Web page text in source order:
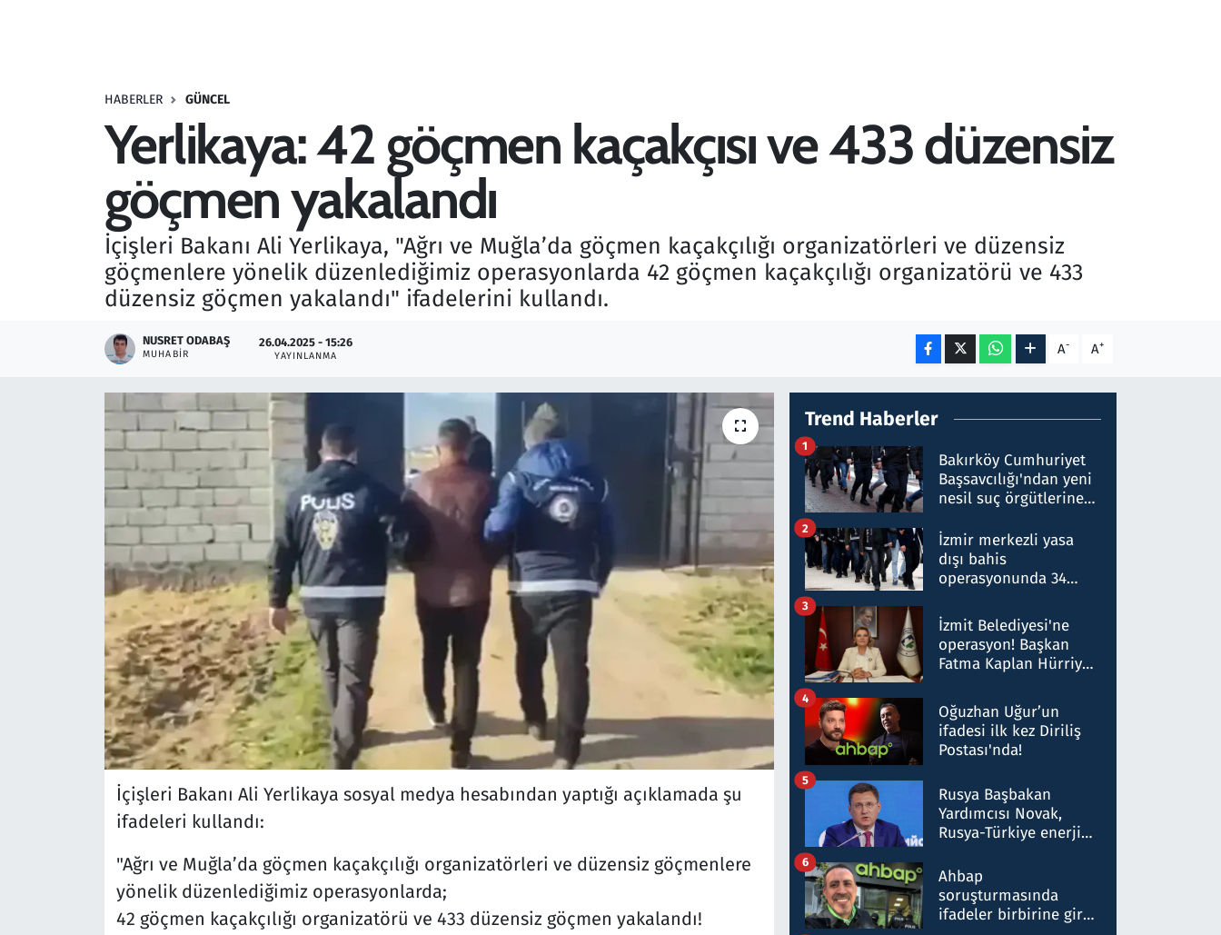
HABERLER GÜNCEL
Yerlikaya: 42 göçmen kaçakçısı ve 433 düzensiz
göçmen yakalandı
İçişleri Bakanı Ali Yerlikaya, "Ağrı ve Muğla’da göçmen kaçakçılığı organizatörleri ve düzensiz
göçmenlere yönelik düzenlediğimiz operasyonlarda 42 göçmen kaçakçılığı organizatörü ve 433
düzensiz göçmen yakalandı" ifadelerini kullandı.
NUSRET ODABAŞ
MUHABIR
26.04.2025 - 15:26
YAYINLANMA A- A+
İçişleri Bakanı Ali Yerlikaya sosyal medya hesabından yaptığı açıklamada şu
ifadeleri kullandı:
"Ağrı ve Muğla’da göçmen kaçakçılığı organizatörleri ve düzensiz göçmenlere
yönelik düzenlediğimiz operasyonlarda;
42 göçmen kaçakçılığı organizatörü ve 433 düzensiz göçmen yakalandı!
Trend Haberler
Bakırköy Cumhuriyet
Başsavcılığı'ndan yeni
nesil suç örgütlerine
hakkında gözaltı kararı
1
İzmir merkezli yasa
dışı bahis
operasyonunda 34
Milyar liralık para
trafiği tespit edildi
2
İzmit Belediyesi'ne
operasyon! Başkan
Fatma Kaplan Hürriyet
3
Oğuzhan Uğur’un
ifadesi ilk kez Diriliş
Postası'nda!
4
Rusya Başbakan
Yardımcısı Novak,
Rusya-Türkiye enerji
nitelikte olduğunu
belirtti
5
Ahbap
soruşturmasında
ifadeler birbirine girdi:
6
Savunma Sanayi
Seçim 2023
Televizyon